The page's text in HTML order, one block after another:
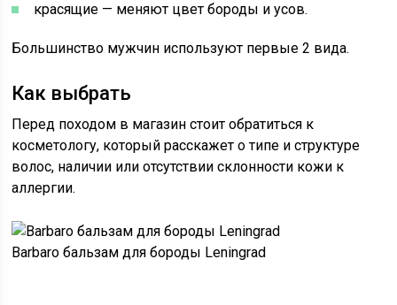
красящие — меняют цвет бороды и усов.
Большинство мужчин используют первые 2 вида.
Как выбрать
Перед походом в магазин стоит обратиться к
косметологу, который расскажет о типе и структуре
волос, наличии или отсутствии склонности кожи к
аллергии.
Barbaro бальзам для бороды Leningrad